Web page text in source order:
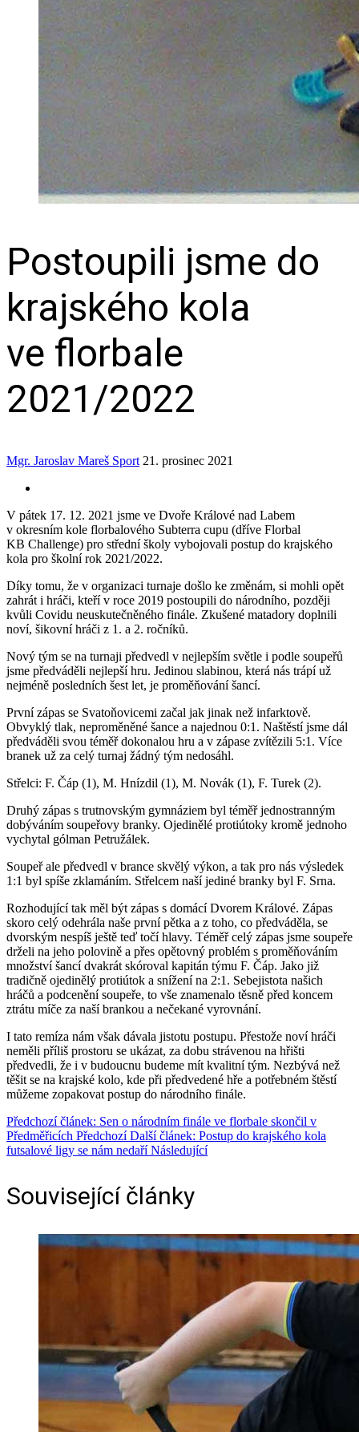
Postoupili jsme do
krajského kola
ve florbale
2021/2022
Mgr. Jaroslav Mareš Sport 21. prosinec 2021
V pátek 17. 12. 2021 jsme ve Dvoře Králové nad Labem
v okresním kole florbalového Subterra cupu (dříve Florbal
KB Challenge) pro střední školy vybojovali postup do krajského
kola pro školní rok 2021/2022.
Díky tomu, že v organizaci turnaje došlo ke změnám, si mohli opět
zahrát i hráči, kteří v roce 2019 postoupili do národního, později
kvůli Covidu neuskutečněného finále. Zkušené matadory doplnili
noví, šikovní hráči z 1. a 2. ročníků.
Nový tým se na turnaji předvedl v nejlepším světle i podle soupeřů
jsme předváděli nejlepší hru. Jedinou slabinou, která nás trápí už
nejméně posledních šest let, je proměňování šancí.
První zápas se Svatoňovicemi začal jak jinak než infarktově.
Obvyklý tlak, neproměněné šance a najednou 0:1. Naštěstí jsme dál
předváděli svou téměř dokonalou hru a v zápase zvítězili 5:1. Více
branek už za celý turnaj žádný tým nedosáhl.
Střelci: F. Čáp (1), M. Hnízdil (1), M. Novák (1), F. Turek (2).
Druhý zápas s trutnovským gymnáziem byl téměř jednostranným
dobýváním soupeřovy branky. Ojedinělé protiútoky kromě jednoho
vychytal gólman Petružálek.
Soupeř ale předvedl v brance skvělý výkon, a tak pro nás výsledek
1:1 byl spíše zklamáním. Střelcem naší jediné branky byl F. Srna.
Rozhodující tak měl být zápas s domácí Dvorem Králové. Zápas
skoro celý odehrála naše první pětka a z toho, co předváděla, se
dvorským nespíš ještě teď točí hlavy. Téměř celý zápas jsme soupeře
drželi na jeho polovině a přes opětovný problém s proměňováním
množství šancí dvakrát skóroval kapitán týmu F. Čáp. Jako již
tradičně ojedinělý protiútok a snížení na 2:1. Sebejistota našich
hráčů a podcenění soupeře, to vše znamenalo těsně před koncem
ztrátu míče za naší brankou a nečekané vyrovnání.
I tato remíza nám však dávala jistotu postupu. Přestože noví hráči
neměli příliš prostoru se ukázat, za dobu strávenou na hřišti
předvedli, že i v budoucnu budeme mít kvalitní tým. Nezbývá než
těšit se na krajské kolo, kde při předvedené hře a potřebném štěstí
můžeme zopakovat postup do národního finále.
Předchozí článek: Sen o národním finále ve florbale skončil v
Předměřicích Předchozí Další článek: Postup do krajského kola
futsalové ligy se nám nedaříNásledující
Související články